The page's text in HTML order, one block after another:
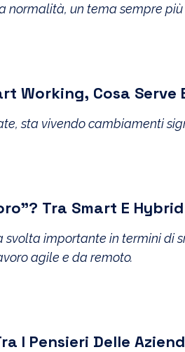
normalità, un tema sempre
Working, Cosa Serve
sta vivendo cambiamenti
Tra Smart E
svolta importante in termini
agile e da remoto.
I Pensieri Delle